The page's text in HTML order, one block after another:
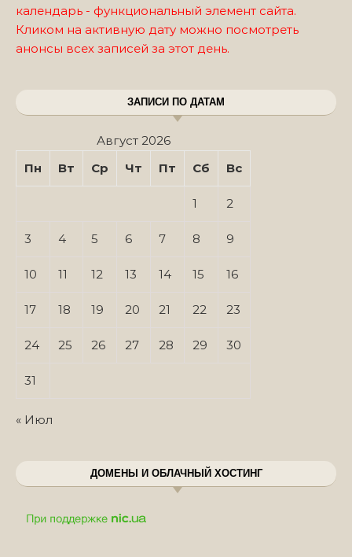
календарь - функциональный элемент сайта.
Кликом на активную дату можно посмотреть
анонсы всех записей за этот день.
ЗАПИСИ ПО ДАТАМ
Август 2026
Пн
Вт Ср Чт Пт Сб Вс
1 2
3 4 5 6 7 8 9
10 11 12 13 14 15 16
17 18 19 20 21 22 23
24 25 26 27 28 29 30
31
« Июл
ДОМЕНЫ И ОБЛАЧНЫЙ ХОСТИНГ